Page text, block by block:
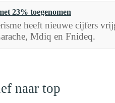
23% toegenomen
heeft nieuwe cijfers
Mdiq en Fnideq.
naar top